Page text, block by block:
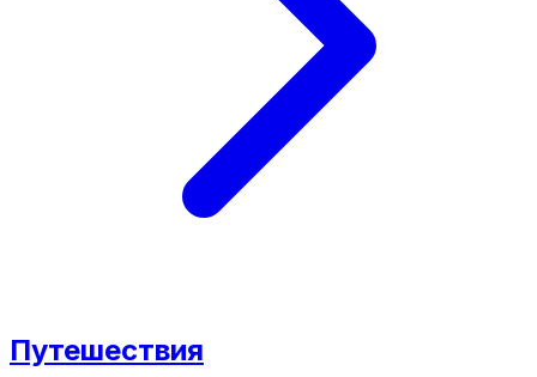
Путешествия